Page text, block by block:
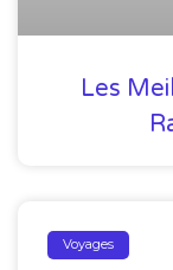
Les
Voyages